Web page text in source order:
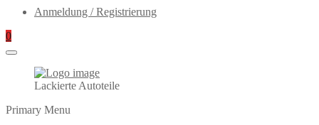
Anmeldung / Registrierung
0
Lackierte Autoteile
Primary Menu